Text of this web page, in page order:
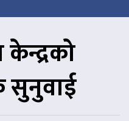
केन्द्रको
सुनुवाई